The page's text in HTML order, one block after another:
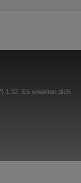
1:32. Es erwarten dich